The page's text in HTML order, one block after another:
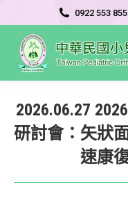
0922 553 855
2026.06.27
研討會：矢狀
速康